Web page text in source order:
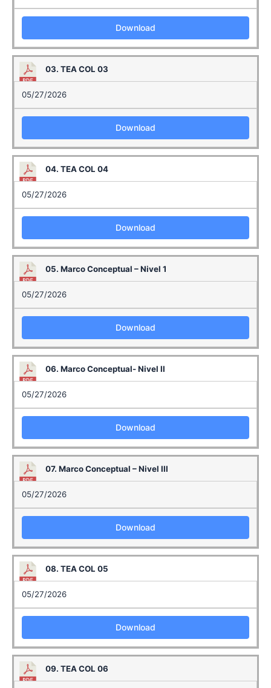
Download
03. TEA COL 03
05/27/2026
Download
04. TEA COL 04
05/27/2026
Download
05. Marco Conceptual – Nivel 1
05/27/2026
Download
06. Marco Conceptual- Nivel II
05/27/2026
Download
07. Marco Conceptual – Nivel III
05/27/2026
Download
08. TEA COL 05
05/27/2026
Download
09. TEA COL 06